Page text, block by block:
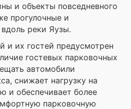
и объекты повседневного
прогулочные и
реки Яузы.
и их гостей предусмотрен
гостевых парковочных
автомобили
снижает нагрузку на
и обеспечивает более
парковочную